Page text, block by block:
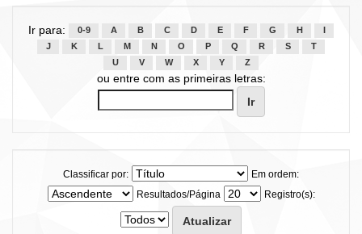
Ir para: 0-9 A B C D E F G H
J
K L M N O P Q R S
T
U
V W X Y Z
ou entre com as primeiras letras:
Classificar por:
Em ordem:
Resultados/Página
Registro(s):